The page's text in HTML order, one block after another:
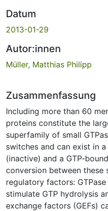
Datum
2013-01-29
Autor:innen
Müller, Matthias Philipp
Zusammenfassung
Including more than 60
proteins constitute the
superfamily of small
switches and can exist in a
(inactive) and a
conversion between
regulatory factors:
stimulate GTP hydrolysis
exchange factors (GEFs)